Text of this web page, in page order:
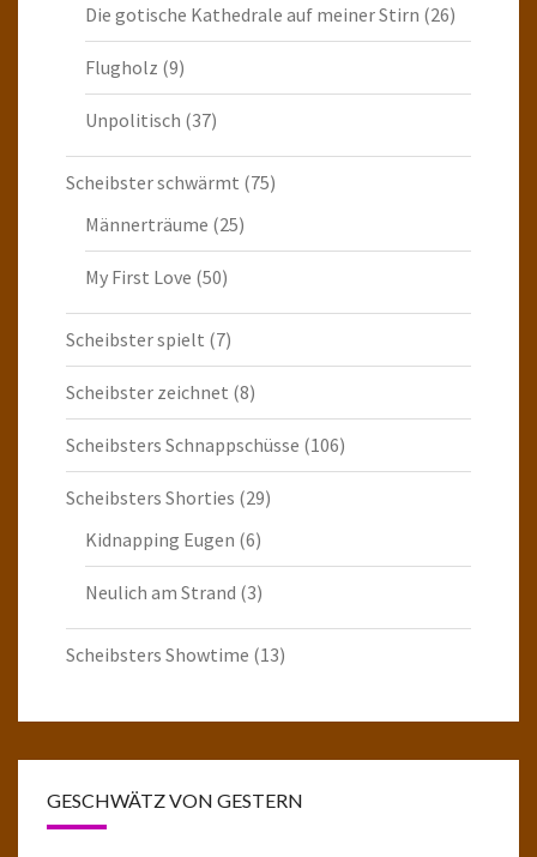
Die gotische Kathedrale auf meiner Stirn (26)
Flugholz (9)
Unpolitisch (37)
Scheibster schwärmt (75)
Männerträume (25)
My First Love (50)
Scheibster spielt (7)
Scheibster zeichnet (8)
Scheibsters Schnappschüsse (106)
Scheibsters Shorties (29)
Kidnapping Eugen (6)
Neulich am Strand (3)
Scheibsters Showtime (13)
GESCHWÄTZ VON GESTERN